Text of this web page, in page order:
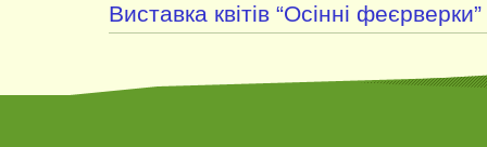
Виставка квітів “Осінні феєрверки”